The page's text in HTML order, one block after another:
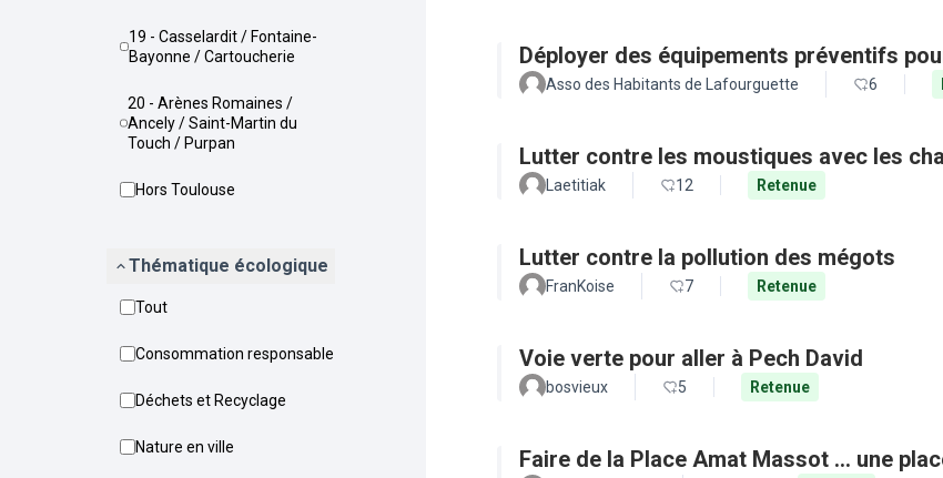
19 - Casselardit / Fontaine-
Bayonne / Cartoucherie
20 - Arènes Romaines /
Ancely / Saint-Martin du
Touch / Purpan
Hors Toulouse
Thématique écologique
Tout
Consommation responsable
Déchets et Recyclage
Nature en ville
Déployer des équipements préventifs
Asso des Habitants de Lafourguette 6
Lutter contre les moustiques avec les
Laetitiak 12 Retenue
Lutter contre la pollution des mégots
FranKoise 7 Retenue
Voie verte pour aller à Pech David
bosvieux 5 Retenue
Faire de la Place Amat Massot ... une